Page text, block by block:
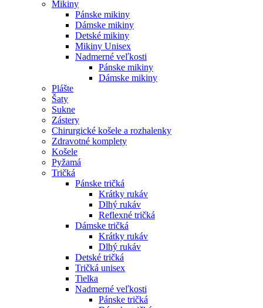
Mikiny
Pánske mikiny
Dámske mikiny
Detské mikiny
Mikiny Unisex
Nadmerné veľkosti
Pánske mikiny
Dámske mikiny
Plášte
Šaty
Sukne
Zástery
Chirurgické košele a rozhalenky
Zdravotné komplety
Košele
Pyžamá
Tričká
Pánske tričká
Krátky rukáv
Dlhý rukáv
Reflexné tričká
Dámske tričká
Krátky rukáv
Dlhý rukáv
Detské tričká
Tričká unisex
Tielka
Nadmerné veľkosti
Pánske tričká